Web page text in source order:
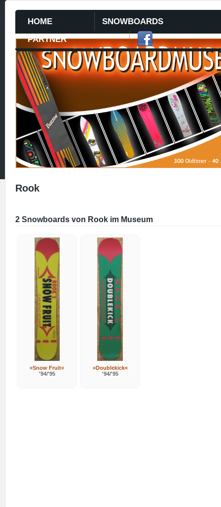
HOME
SNOWBOARDS
PARTNER
Rook
2 Snowboards von Rook im Museum
»Snow Fruit«
'94/'95
»Doublekick«
'94/'95